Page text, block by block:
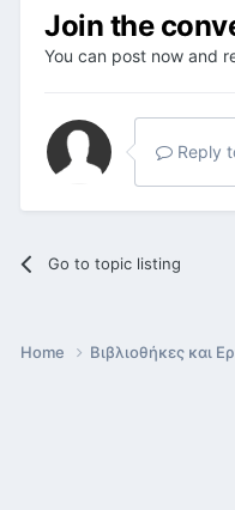
Join the
You can post now and
Reply
Go to topic listing
Home Βιβλιοθήκες και